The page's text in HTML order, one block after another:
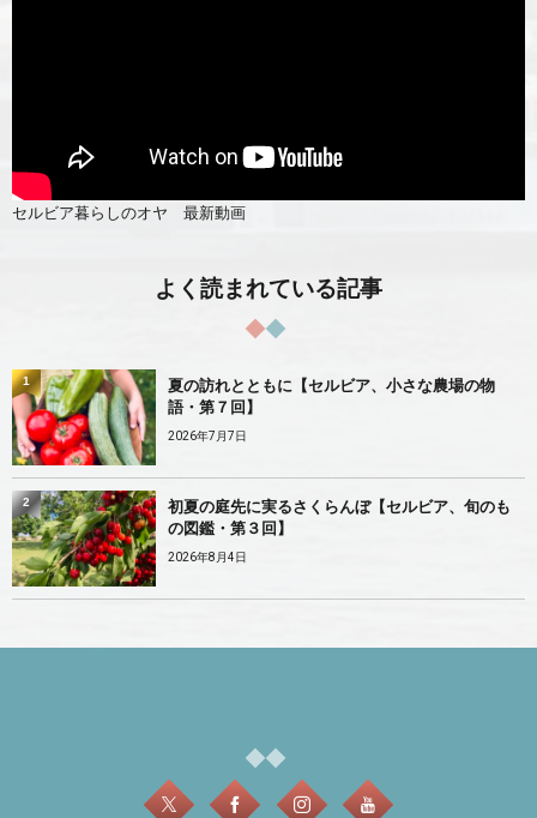
セルビア暮らしのオヤ 最新動画
よく読まれている記事
夏の訪れとともに【セルビア、小さな農場の物
語・第７回】
2026年7月7日
1
初夏の庭先に実るさくらんぼ【セルビア、旬のも
の図鑑・第３回】
2026年8月4日
2